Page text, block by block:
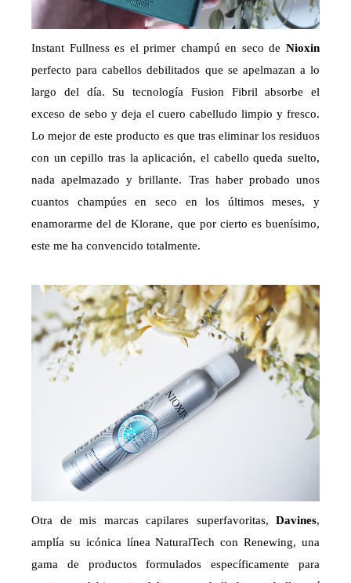
Instant Fullness es el primer champú en seco de Nioxin
perfecto para cabellos debilitados que se apelmazan a lo
largo del día. Su tecnología Fusion Fibril absorbe el
exceso de sebo y deja el cuero cabelludo limpio y fresco.
Lo mejor de este producto es que tras eliminar los residuos
con un cepillo tras la aplicación, el cabello queda suelto,
nada apelmazado y brillante. Tras haber probado unos
cuantos champúes en seco en los últimos meses, y
enamorarme del de Klorane, que por cierto es buenísimo,
este me ha convencido totalmente.
Otra de mis marcas capilares superfavoritas, Davines,
amplía su icónica línea NaturalTech con Renewing, una
gama de productos formulados específicamente para